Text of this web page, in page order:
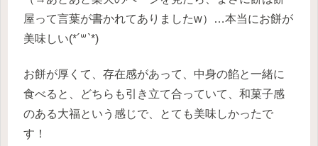
屋って言葉が書かれてありましたw）…本当にお餅が
美味しい(*´꒳`*)
お餅が厚くて、存在感があって、中身の餡と一緒に
食べると、どちらも引き立て合っていて、和菓子感
のある大福という感じで、とても美味しかったで
す！